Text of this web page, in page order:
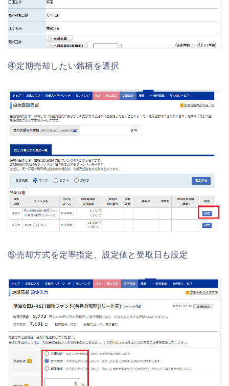
④定期売却したい銘柄を選択
⑤売却方式を定率指定、設定値と受取日も設定